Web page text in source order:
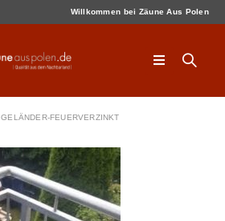
Willkommen bei Zäune Aus Polen
GELÄNDER-FEUERVERZINKT